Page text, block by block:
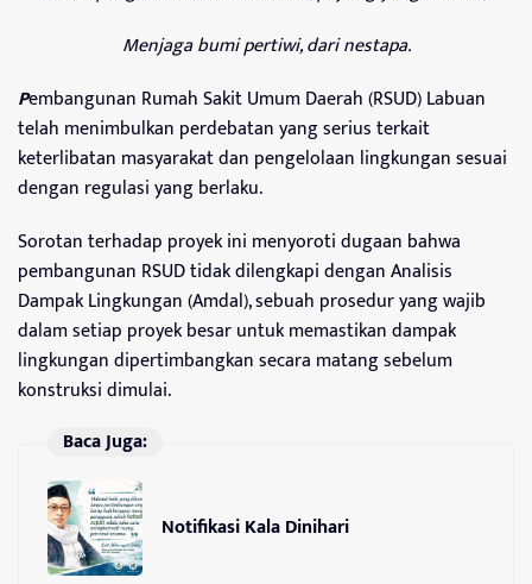
Menjaga bumi pertiwi, dari nestapa.
Pembangunan Rumah Sakit Umum Daerah (RSUD) Labuan
telah menimbulkan perdebatan yang serius terkait
keterlibatan masyarakat dan pengelolaan lingkungan sesuai
dengan regulasi yang berlaku.
Sorotan terhadap proyek ini menyoroti dugaan bahwa
pembangunan RSUD tidak dilengkapi dengan Analisis
Dampak Lingkungan (Amdal), sebuah prosedur yang wajib
dalam setiap proyek besar untuk memastikan dampak
lingkungan dipertimbangkan secara matang sebelum
konstruksi dimulai.
Baca Juga:
Notifikasi Kala Dinihari